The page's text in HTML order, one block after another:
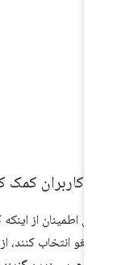
کاربران کمک
اطمینان از اینکه
لغو انتخاب کنند، از